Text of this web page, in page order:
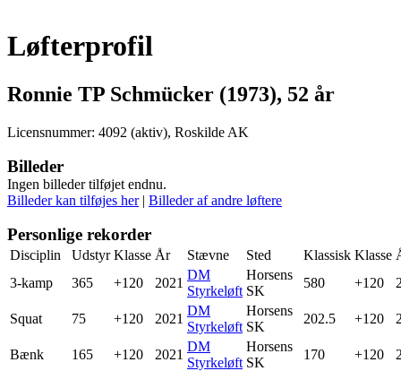
Løfterprofil
Ronnie TP Schmücker (1973), 52 år
Licensnummer: 4092 (aktiv), Roskilde AK
Billeder
Ingen billeder tilføjet endnu.
Billeder kan tilføjes her| Billeder af andre løftere
Personlige rekorder
Disciplin Udstyr Klasse År Stævne Sted Klassisk Klasse
3-kamp
365 +120 2021
DM
Styrkeløft
Horsens
SK
580 +120
Squat 75 +120 2021
DM
Styrkeløft
Horsens
SK
202.5 +120
Bænk 165 +120 2021
DM
Styrkeløft
Horsens
SK
170 +120